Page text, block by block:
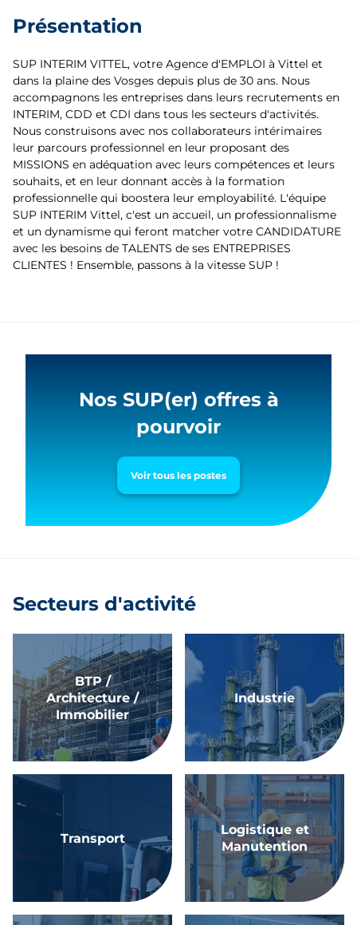
Présentation
SUP INTERIM VITTEL, votre Agence d'EMPLOI à Vittel et
dans la plaine des Vosges depuis plus de 30 ans. Nous
accompagnons les entreprises dans leurs recrutements en
INTERIM, CDD et CDI dans tous les secteurs d'activités.
Nous construisons avec nos collaborateurs intérimaires
leur parcours professionnel en leur proposant des
MISSIONS en adéquation avec leurs compétences et leurs
souhaits, et en leur donnant accès à la formation
professionnelle qui boostera leur employabilité. L'équipe
SUP INTERIM Vittel, c'est un accueil, un professionnalisme
et un dynamisme qui feront matcher votre CANDIDATURE
avec les besoins de TALENTS de ses ENTREPRISES
CLIENTES ! Ensemble, passons à la vitesse SUP !
Nos SUP(er) offres à
pourvoir
Voir tous les postes
Secteurs d'activité
BTP /
Architecture /
Immobilier
Industrie
Transport
Logistique et
Manutention